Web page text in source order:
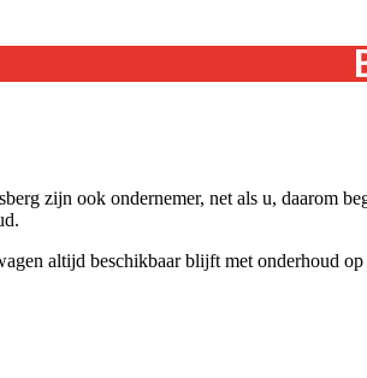
zijn ook ondernemer, net als u, daarom
altijd beschikbaar blijft met onderhoud